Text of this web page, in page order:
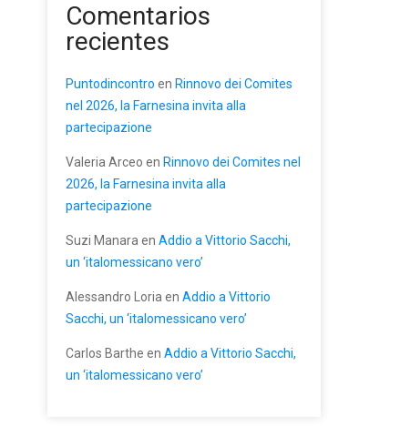
Comentarios
recientes
Puntodincontro en Rinnovo dei Comites
nel 2026, la Farnesina invita alla
partecipazione
Valeria Arceo en Rinnovo dei Comites nel
2026, la Farnesina invita alla
partecipazione
Suzi Manara en Addio a Vittorio Sacchi,
un ‘italomessicano vero’
Alessandro Loria en Addio a Vittorio
Sacchi, un ‘italomessicano vero’
Carlos Barthe en Addio a Vittorio Sacchi,
un ‘italomessicano vero’